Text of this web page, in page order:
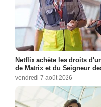
Netflix achète les droits
de Matrix et du Seigneur
vendredi 7 août 2026